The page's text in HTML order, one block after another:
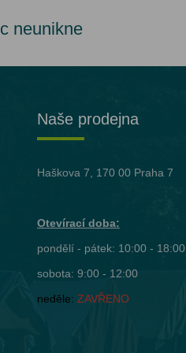
neunikne
Naše prodejna
Haškova 7, 170 00 Praha 7
Otevírací doba:
pondělí - pátek: 10:00 - 18:00
sobota: 9:00 - 12:00
neděle: ZAVŘENO